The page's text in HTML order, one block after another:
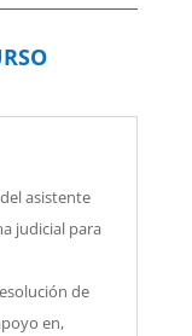
asistente
judicial para
de
en,